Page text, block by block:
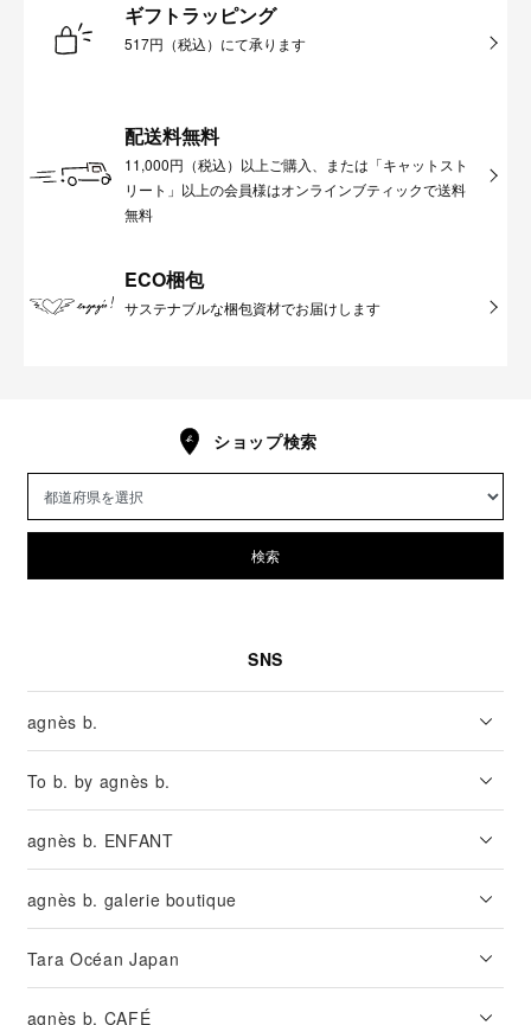
ギフトラッピング
517円（税込）にて承ります
配送料無料
11,000円（税込）以上ご購入、または「キャットスト
リート」以上の会員様はオンラインブティックで送料
無料
ECO梱包
サステナブルな梱包資材でお届けします
ショップ検索
検索
SNS
agnès b.
To b. by agnès b.
agnès b. ENFANT
agnès b. galerie boutique
Tara Océan Japan
agnès b. CAFÉ